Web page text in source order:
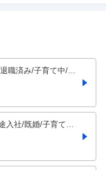
職済み/子育て中/20
入社/既婚/子育て中/